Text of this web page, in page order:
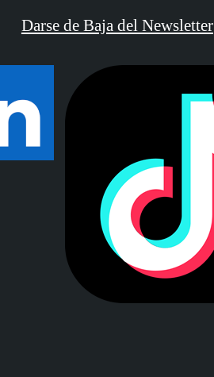
Darse de Baja del Newsletter